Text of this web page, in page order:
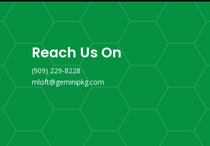
Reach Us On
(909) 229-8228
mloft@geminipkg.com